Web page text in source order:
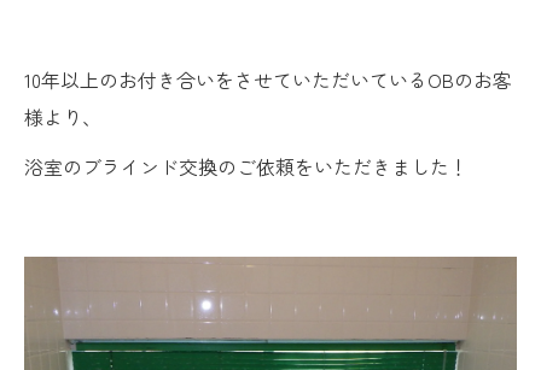
10年以上のお付き合いをさせていただいているOBのお客
様より、
浴室のブラインド交換のご依頼をいただきました！